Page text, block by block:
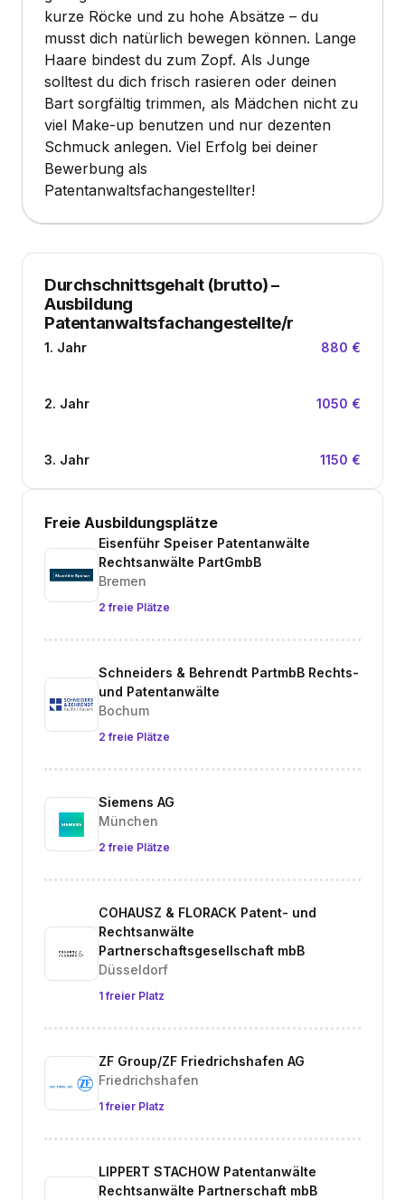
kurze Röcke und zu hohe Absätze – du
musst dich natürlich bewegen können. Lange
Haare bindest du zum Zopf. Als Junge
solltest du dich frisch rasieren oder deinen
Bart sorgfältig trimmen, als Mädchen nicht zu
viel Make-up benutzen und nur dezenten
Schmuck anlegen. Viel Erfolg bei deiner
Bewerbung als
Patentanwaltsfachangestellter!
Durchschnittsgehalt (brutto)–
Ausbildung
Patentanwaltsfachangestellte/r
1. Jahr 880 €
2. Jahr 1050 €
3. Jahr 1150 €
Freie Ausbildungsplätze
Eisenführ Speiser Patentanwälte
Rechtsanwälte PartGmbB
Bremen
2 freie Plätze
Schneiders & Behrendt PartmbB Rechts-
und Patentanwälte
Bochum
2 freie Plätze
Siemens AG
München
2 freie Plätze
COHAUSZ & FLORACK Patent- und
Rechtsanwälte
Partnerschaftsgesellschaft mbB
Düsseldorf
1 freier Platz
ZF Group/ZF Friedrichshafen AG
Friedrichshafen
1 freier Platz
LIPPERT STACHOW Patentanwälte
Rechtsanwälte Partnerschaft mbB